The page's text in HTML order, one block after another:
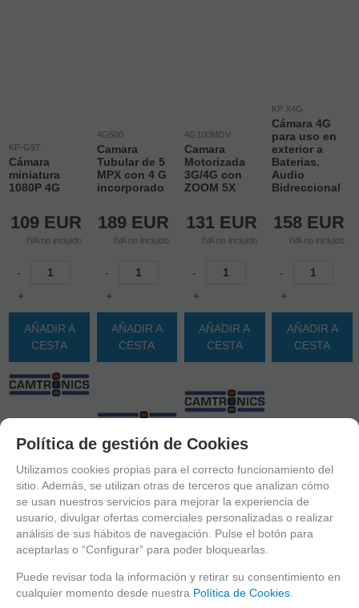
KP-G9T
Cámara
miniatura
1080P 4G
109 EUR
IVA no incluido
-
+
AÑADIR A
CESTA
4G500
Camara
Tubular de 5
MPX con 4 G
incorporado
189 EUR
IVA no incluido
-
+
AÑADIR A
CESTA
4G100MOV
Camara
Motorizada
3G/4G con
ZOOM 5X
131 EUR
IVA no incluido
-
+
AÑADIR A
CESTA
KP X4G
Cámara 4G
para uso en
exterior a
Baterias.
Audio
Bidreccional
158 EUR
IVA no incluido
-
+
AÑADIR A
CESTA
Política de gestión de Cookies
Utilizamos cookies propias para el correcto funcionamiento del
sitio. Además, se utilizan otras de terceros que analizan cómo
se usan nuestros servicios para mejorar la experiencia de
usuario, divulgar ofertas comerciales personalizadas o realizar
análisis de sus hábitos de navegación. Pulse el botón para
aceptarlas o “Configurar” para poder bloquearlas.
Puede revisar toda la información y retirar su consentimiento en
cualquier momento desde nuestra Política de Cookies